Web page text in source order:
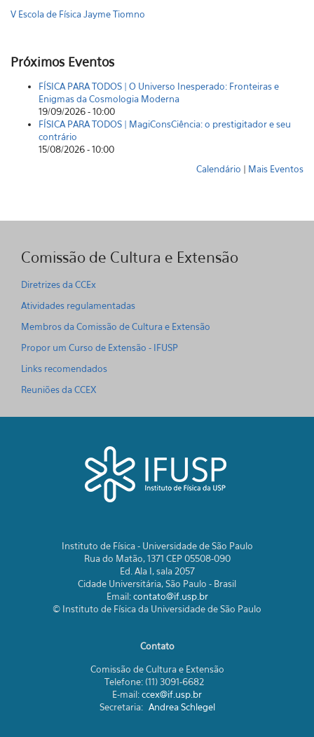
V Escola de Física Jayme Tiomno
Próximos Eventos
FÍSICA PARA TODOS | O Universo Inesperado: Fronteiras e
Enigmas da Cosmologia Moderna
19/09/2026 - 10:00
FÍSICA PARA TODOS | MagiConsCiência: o prestigitador e seu
contrário
15/08/2026 - 10:00
Calendário | Mais Eventos
Comissão de Cultura e Extensão
Diretrizes da CCEx
Atividades regulamentadas
Membros da Comissão de Cultura e Extensão
Propor um Curso de Extensão - IFUSP
Links recomendados
Reuniões da CCEX
Instituto de Física - Universidade de São Paulo
Rua do Matão, 1371 CEP 05508-090
Ed. Ala I, sala 2057
Cidade Universitária, São Paulo - Brasil
Email:contato@if.usp.br
© Instituto de Física da Universidade de São Paulo
Contato
Comissão de Cultura e Extensão
Telefone: (11) 3091-6682
E-mail:ccex@if.usp.br
Secretaria: Andrea Schlegel